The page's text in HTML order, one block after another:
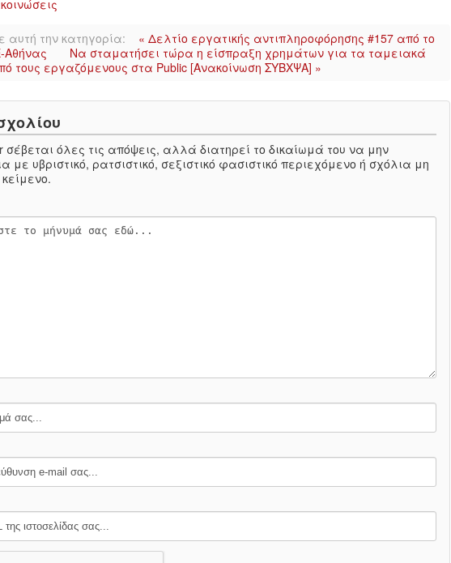
αυτή την κατηγορία:
« Δελτίο εργατικής αντιπληροφόρησης #157 από το
Αθήνας
Να σταματήσει τώρα η είσπραξη χρημάτων για τα ταμειακά
τους εργαζόμενους στα Public [Ανακοίνωση ΣΥΒΧΨΑ] »
σέβεται όλες τις απόψεις, αλλά διατηρεί το δικαίωμά του να μην
με υβριστικό, ρατσιστικό, σεξιστικό φασιστικό περιεχόμενο ή σχόλια μη